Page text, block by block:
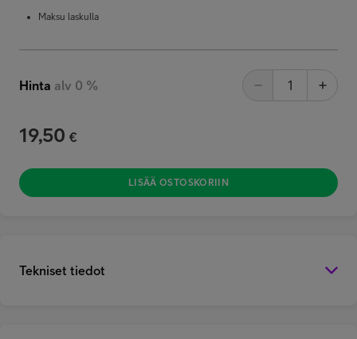
Maksu laskulla
Hinta alv 0 %
19,50 €
LISÄÄ OSTOSKORIIN
Tekniset tiedot